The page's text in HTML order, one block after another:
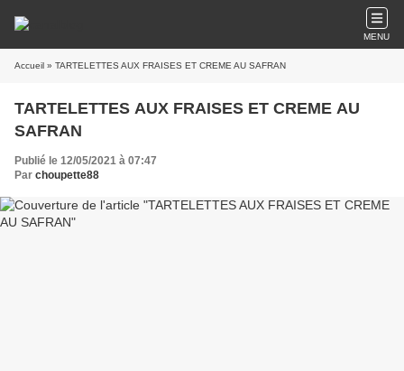
MENU
Accueil » TARTELETTES AUX FRAISES ET CREME AU SAFRAN
TARTELETTES AUX FRAISES ET CREME AU
SAFRAN
Publié le 12/05/2021 à 07:47
Par choupette88